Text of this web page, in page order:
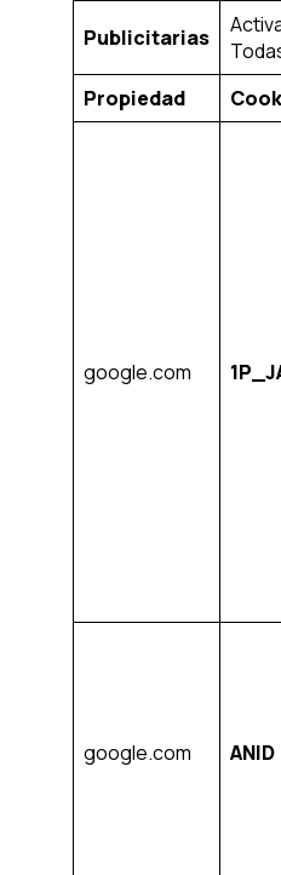
Publicitarias
Propiedad
google.com
google.com ANID